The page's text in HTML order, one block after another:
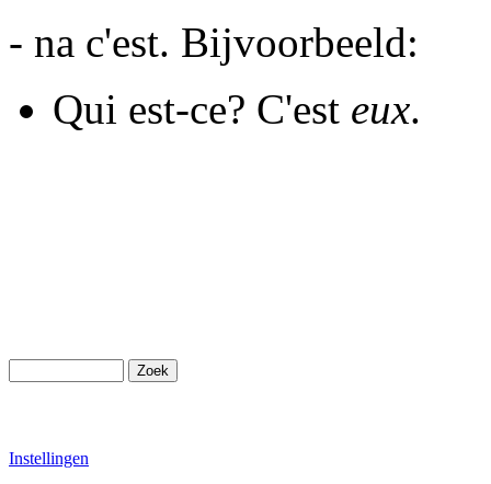
- na c'est. Bijvoorbeeld:
Qui est-ce? C'est eux.
Instellingen